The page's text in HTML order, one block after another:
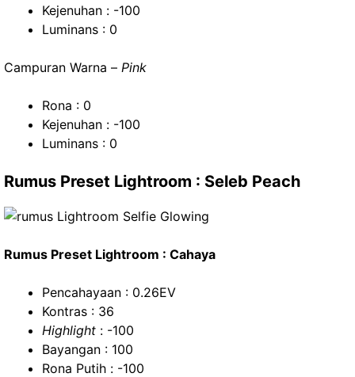
Kejenuhan : -100
Luminans : 0
Campuran Warna – Pink
Rona : 0
Kejenuhan : -100
Luminans : 0
Rumus Preset Lightroom : Seleb Peach
Rumus Preset Lightroom : Cahaya
Pencahayaan : 0.26EV
Kontras : 36
Highlight : -100
Bayangan : 100
Rona Putih : -100